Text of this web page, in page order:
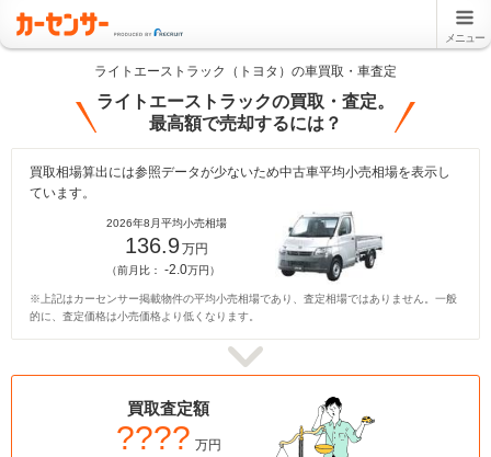
メニュー
ライトエーストラック（トヨタ）の車買取・車査定
ライトエーストラックの買取・査定。
最高額で売却するには？
買取相場算出には参照データが少ないため中古車平均小売相場を表示し
ています。
2026年8月平均小売相場
136.9万円
（前月比： -2.0万円）
※上記はカーセンサー掲載物件の平均小売相場であり、査定相場ではありません。一般
的に、査定価格は小売価格より低くなります。
買取査定額
???? 万円